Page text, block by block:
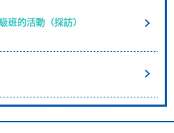
班的活動（採訪）